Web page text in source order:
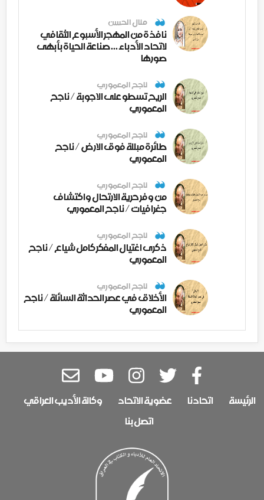
منال الحسن
نافذة من المهجر الأسبوع الثقافي
لاتحاد الأدباء ... صناعة الحياة بأبهى
صورها
ناجح المعموري
الريح تسطو على الاجوبة / ناجح
المعموري
ناجح المعموري
طائرة مبللة فوق الارض / ناجح
المعموري
ناجح المعموري
من وفر حرية الارتحال واكتشاف
جغرافيات / ناجح المعموري
ناجح المعموري
ذكرى اغتيال المفكر كامل شياع / ناجح
المعموري
ناجح المعموري
الأخلاق في عصر الحداثة السائلة / ناجح
المعموري
الرئيسة اتحادنا عضوية الاتحاد
وكالة الأديب العراقي
اتصل بنا